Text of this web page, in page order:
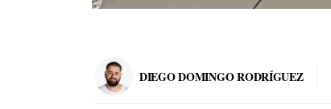
DIEGO DOMINGO RODRÍGUEZ